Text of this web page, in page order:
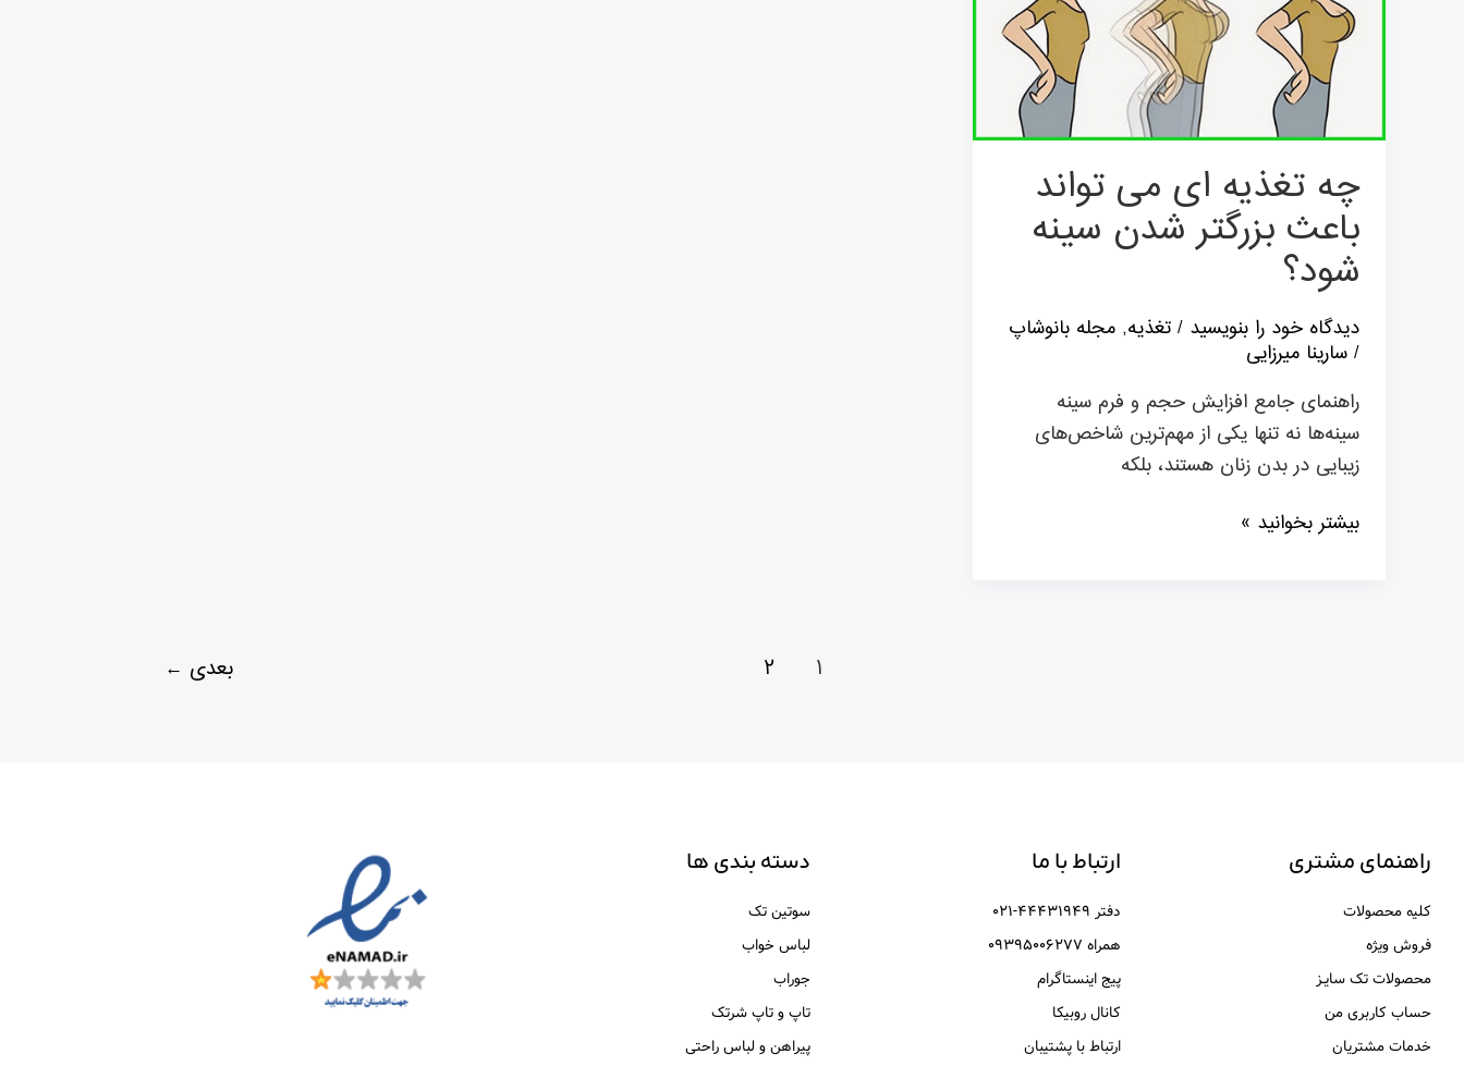
چه تغذیه ای می تواند
باعث بزرگتر شدن سينه
شود؟
دیدگاه‌ خود را بنویسید / تغذیه, مجله بانوشاپ
/ سارینا میرزایی
راهنمای جامع افزایش حجم و فرم سینه
سینه‌ها نه تنها یکی از مهم‌ترین شاخص‌های
زیبایی در بدن زنان هستند، بلکه
می
تواند
باعث
بزرگتر
سينه
شود؟
بیشتر بخوانید »
۱ ۲ بعدی ←
راهنمای مشتری
کلیه محصولات
فروش ویژه
محصولات تک سایـز
حساب کاربری من
خدمات مشتریان
ارتباط با ما
دفتر ۴۴۴۳۱۹۴۹-۰۲۱
همراه ۰۹۳۹۵۰۰۶۲۷۷
پیج اینستاگرام
کانال روبیکا
ارتباط با پشتیبان
دسته بندی ها
سوتین تک
لباس خواب
جوراب
تاپ و تاپ شرتک
پیراهن و لباس راحتی